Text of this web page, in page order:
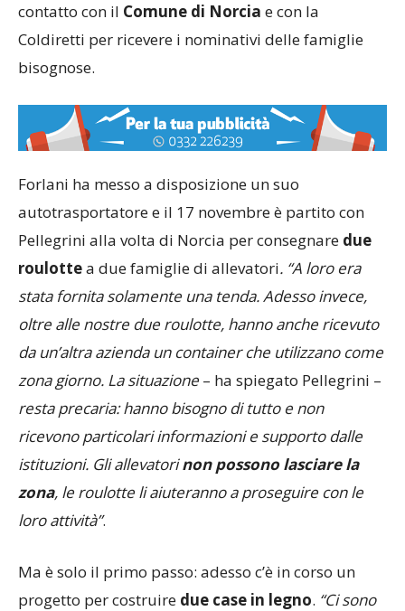
contatto con il Comune di Norcia e con la
Coldiretti per ricevere i nominativi delle famiglie
bisognose.
Forlani ha messo a disposizione un suo
autotrasportatore e il 17 novembre è partito con
Pellegrini alla volta di Norcia per consegnare due
roulottea due famiglie di allevatori. “A loro era
stata fornita solamente una tenda. Adesso invece,
oltre alle nostre due roulotte, hanno anche ricevuto
da un’altra azienda un container che utilizzano come
zona giorno. La situazione – ha spiegato Pellegrini –
resta precaria: hanno bisogno di tutto e non
ricevono particolari informazioni e supporto dalle
istituzioni. Gli allevatorinon possono lasciare la
zona, le roulotte li aiuteranno a proseguire con le
loro attività”.
Ma è solo il primo passo: adesso c’è in corso un
progetto per costruire due case in legno. “Ci sono